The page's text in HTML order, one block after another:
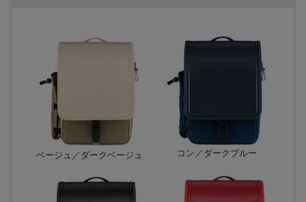
ベージュ／ダークベージュ コン／ダークブルー